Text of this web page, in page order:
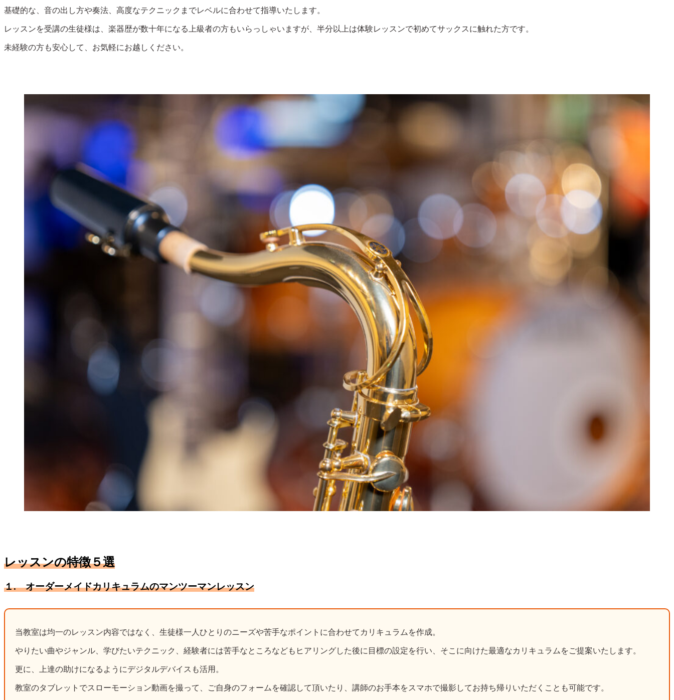
基礎的な、音の出し方や奏法、高度なテクニックまでレベルに合わせて指導いたします。
レッスンを受講の生徒様は、楽器歴が数十年になる上級者の方もいらっしゃいますが、半分以上は体験レッスンで初めてサックスに触れた方です。
未経験の方も安心して、お気軽にお越しください。
レッスンの特徴５選
１. オーダーメイドカリキュラムのマンツーマンレッスン
当教室は均一のレッスン内容ではなく、生徒様一人ひとりのニーズや苦手なポイントに合わせてカリキュラムを作成。
やりたい曲やジャンル、学びたいテクニック、経験者には苦手なところなどもヒアリングした後に目標の設定を行い、そこに向けた最適なカリキュラムをご提案いたします。
更に、上達の助けになるようにデジタルデバイスも活用。
教室のタブレットでスローモーション動画を撮って、ご自身のフォームを確認して頂いたり、講師のお手本をスマホで撮影してお持ち帰りいただくことも可能です。